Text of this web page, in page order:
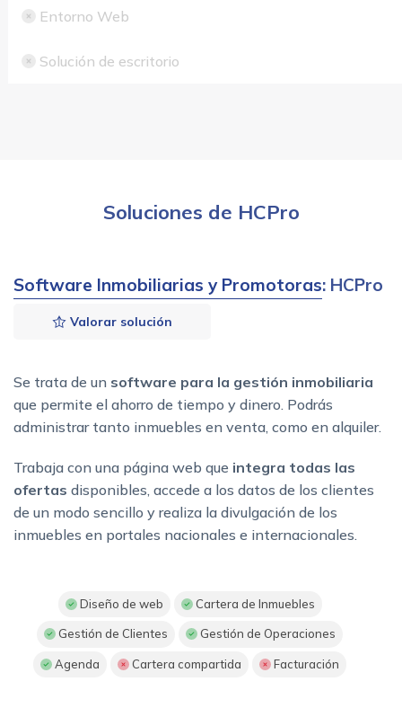
Entorno Web
Solución de escritorio
Soluciones de HCPro
Software Inmobiliarias y Promotoras: HCPro
Valorar solución
Se trata de un software para la gestión inmobiliaria
que permite el ahorro de tiempo y dinero. Podrás
administrar tanto inmuebles en venta, como en alquiler.
Trabaja con una página web que integra todas las
ofertas disponibles, accede a los datos de los clientes
de un modo sencillo y realiza la divulgación de los
inmuebles en portales nacionales e internacionales.
Diseño de web Cartera de Inmuebles
Gestión de Clientes Gestión de Operaciones
Agenda Cartera compartida Facturación